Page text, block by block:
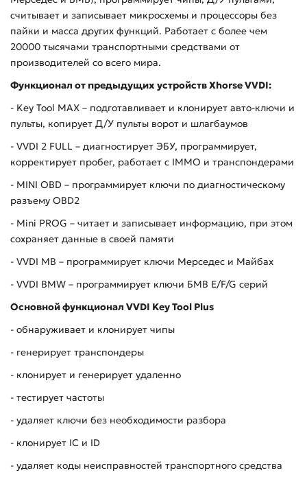
считывает и записывает микросхемы и процессоры без
пайки и масса других функций. Работает с более чем
20000 тысячами транспортными средствами от
производителей со всего мира.
Функционал от предыдущих устройств Xhorse VVDI:
- Key Tool MAX – подготавливает и клонирует авто-ключи и
пульты, копирует Д/У пульты ворот и шлагбаумов
- VVDI 2 FULL – диагностирует ЭБУ, программирует,
корректирует пробег, работает с IMMO и транспондерами
- MINI OBD – программирует ключи по диагностическому
разъему OBD2
- Mini PROG – читает и записывает информацию, при этом
сохраняет данные в своей памяти
- VVDI MB – программирует ключи Мерседес и Майбах
- VVDI BMW – программирует ключи БМВ E/F/G серий
Основной функционал VVDI Key Tool Plus
- обнаруживает и клонирует чипы
- генерирует транспондеры
- клонирует и генерирует удаленно
- тестирует частоты
- удаляет ключи без необходимости разбора
- клонирует IC и ID
- удаляет коды неисправностей транспортного средства